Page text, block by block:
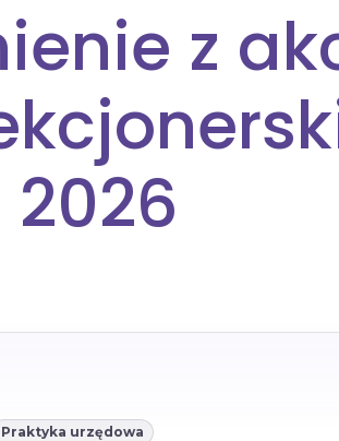
z
Praktyka urzędowa